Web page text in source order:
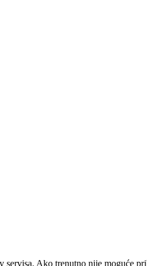
Ako trenutno nije moguće